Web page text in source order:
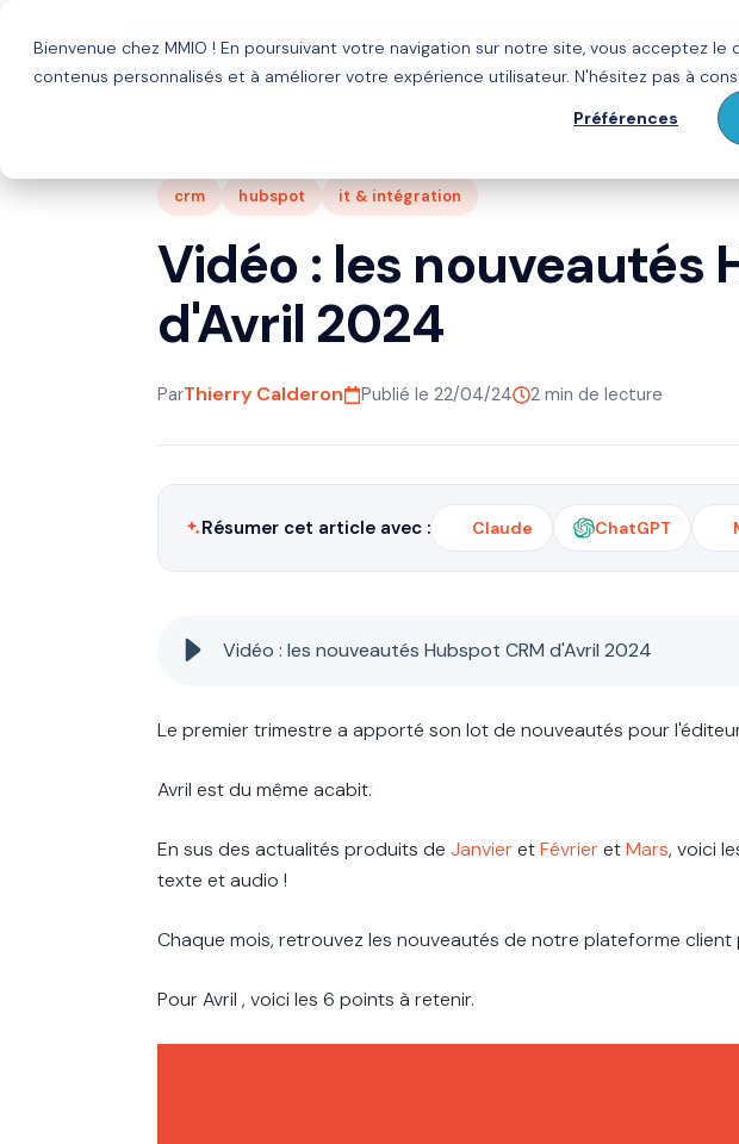
Bienvenue chez MMIO ! En poursuivant votre navigation sur notre site, vous acceptez
contenus personnalisés et à améliorer votre expérience utilisateur. N'hésitez pas à
Préférences
Solutions Agence HubSpot Clients À
crm hubspot it & intégration
Vidéo : les nouveautés
d'Avril 2024
ParThierry Calderon Publié le 22/04/24 2 min de lecture
Résumer cet article avec : Claude ChatGPT
Vidéo : les nouveautés Hubspot CRM d'Avril 2024
Le premier trimestre a apporté son lot de nouveautés pour
Avril est du même acabit.
En sus des actualités produits de JanvieretFévrieretMars, voici
texte et audio !
Chaque mois, retrouvez les nouveautés de notre plateforme client
Pour Avril , voici les 6 points à retenir.